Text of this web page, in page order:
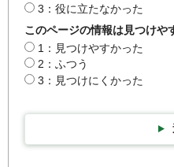
3：役に立たなかった
このページの情報は見つけや
1：見つけやすかった
2：ふつう
3：見つけにくかった